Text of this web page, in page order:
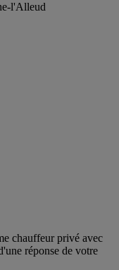
l'Alleud
chauffeur privé avec
réponse de votre